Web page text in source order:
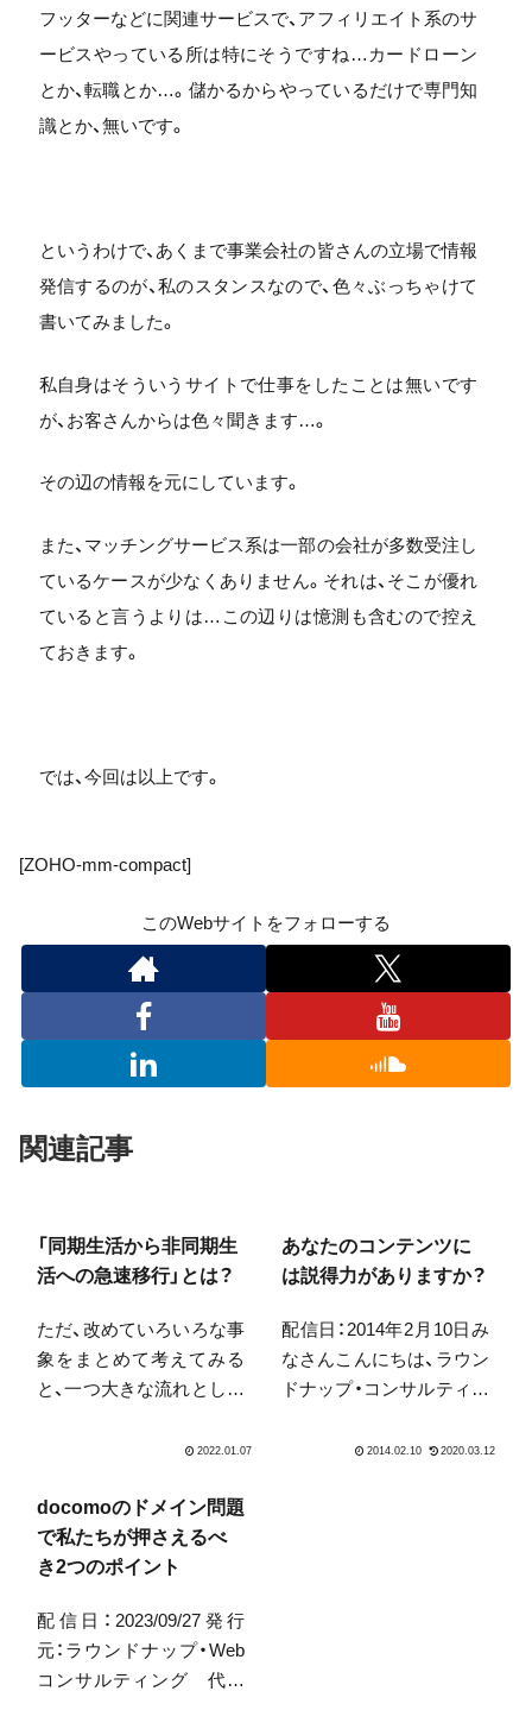
フッターなどに関連サービスで、アフィリエイト系のサ
ービスやっている所は特にそうですね…カードローン
とか、転職とか…。儲かるからやっているだけで専門知
識とか、無いです。
というわけで、あくまで事業会社の皆さんの立場で情報
発信するのが、私のスタンスなので、色々ぶっちゃけて
書いてみました。
私自身はそういうサイトで仕事をしたことは無いです
が、お客さんからは色々聞きます…。
その辺の情報を元にしています。
また、マッチングサービス系は一部の会社が多数受注し
ているケースが少なくありません。それは、そこが優れ
ていると言うよりは…この辺りは憶測も含むので控え
ておきます。
では、今回は以上です。
[ZOHO-mm-compact]
このWebサイトをフォローする
関連記事
「同期生活から非同期生
活への急速移行」とは？
ただ、改めていろいろな事
象をまとめて考えてみる
と、一つ大きな流れとして
活 への急速移行」という
す。そしてこれが、生き方
もそうですし、ビジネスに
おいても重要だなと思う
あなたのコンテンツに
は説得力がありますか？
配信日：2014年2月10日み
なさんこんにちは、ラウン
ドナップ・コンサルティン
込んでいてブログもメル
docomoのドメイン問題
で私たちが押さえるべ
き2つのポイント
配信日：2023/09/27発行
元：ラウンドナップ・Web
コンサルティング 代表